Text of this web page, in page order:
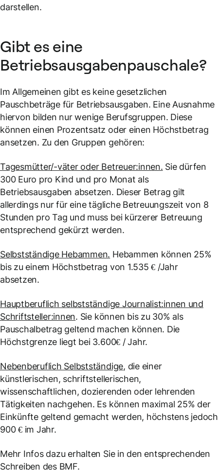
darstellen.
Gibt es eine
Betriebsausgabenpauschale?
Im Allgemeinen gibt es keine gesetzlichen
Pauschbeträge für Betriebsausgaben. Eine Ausnahme
hiervon bilden nur wenige Berufsgruppen. Diese
können einen Prozentsatz oder einen Höchstbetrag
ansetzen. Zu den Gruppen gehören:
Tagesmütter/-väter oder Betreuer:innen. Sie dürfen
300 Euro pro Kind und pro Monat als
Betriebsausgaben absetzen. Dieser Betrag gilt
allerdings nur für eine tägliche Betreuungszeit von 8
Stunden pro Tag und muss bei kürzerer Betreuung
entsprechend gekürzt werden.
Selbstständige Hebammen. Hebammen können 25%
bis zu einem Höchstbetrag von 1.535 € /Jahr
absetzen.
Hauptberuflich selbstständige Journalist:innen und
Schriftsteller:innen. Sie können bis zu 30% als
Pauschalbetrag geltend machen können. Die
Höchstgrenze liegt bei 3.600€ / Jahr.
Nebenberuflich Selbstständige, die einer
künstlerischen, schriftstellerischen,
wissenschaftlichen, dozierenden oder lehrenden
Tätigkeiten nachgehen. Es können maximal 25% der
Einkünfte geltend gemacht werden, höchstens jedoch
900 € im Jahr.
Mehr Infos dazu erhalten Sie in den entsprechenden
Schreiben des BMF.